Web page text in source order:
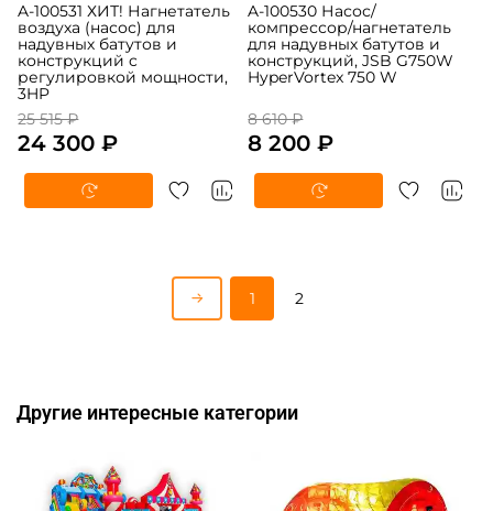
A-100531 ХИТ! Нагнетатель
воздуха (насос) для
надувных батутов и
конструкций c
регулировкой мощности,
3HP
25 515 ₽
24 300 ₽
A-100530 Насос/
компрессор/нагнетатель
для надувных батутов и
конструкций, JSB G750W
HyperVortex 750 W
8 610 ₽
8 200 ₽
1 2
Другие интересные категории